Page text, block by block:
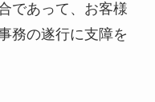
であって、お客様
務の遂行に支障を